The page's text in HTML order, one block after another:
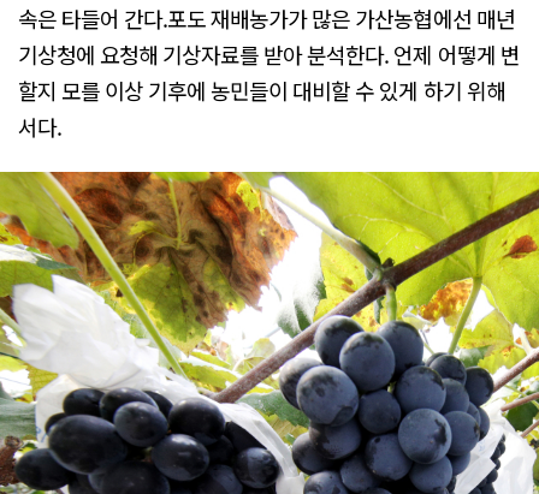
속은 타들어 간다.포도 재배농가가 많은 가산농협에선 매년
기상청에 요청해 기상자료를 받아 분석한다. 언제 어떻게 변
할지 모를 이상 기후에 농민들이 대비할 수 있게 하기 위해
서다.